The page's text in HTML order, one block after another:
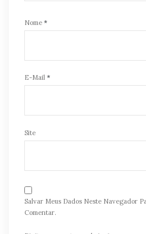
Nome *
E-Mail *
Site
Salvar Meus Dados Neste Navegador
Comentar.